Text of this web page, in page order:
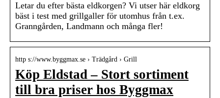
Letar du efter bästa eldkorgen? Vi utser här eldkorg
bäst i test med grillgaller för utomhus från t.ex.
Granngården, Landmann och många fler!
http s://www.byggmax.se › Trädgård › Grill
Köp Eldstad – Stort sortiment
till bra priser hos Byggmax